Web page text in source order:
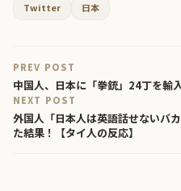
Twitter
日本
PREV POST
中国人、日本に「拳銃」24丁を輸
NEXT POST
外国人「日本人は英語話せないバ
た結果！【タイ人の反応】